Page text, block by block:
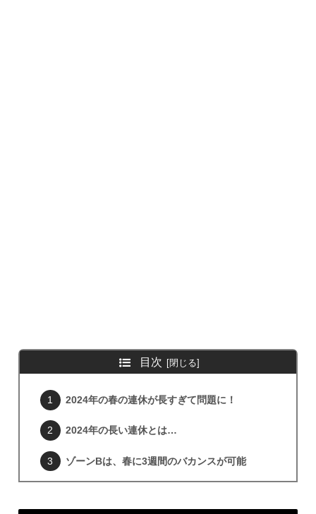
目次
2024年の春の連休が長すぎて問題に！
2024年の長い連休とは…
ゾーンBは、春に3週間のバカンスが可能